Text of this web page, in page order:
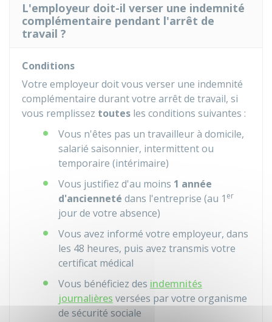
L'employeur doit-il verser une indemnité
complémentaire pendant l'arrêt de
travail ?
Conditions
Votre employeur doit vous verser une indemnité
complémentaire durant votre arrêt de travail, si
vous remplissez toutes les conditions suivantes :
Vous n'êtes pas un travailleur à domicile,
salarié saisonnier, intermittent ou
temporaire (intérimaire)
Vous justifiez d'au moins 1 année
d'ancienneté dans l'entreprise (au 1 er
jour de votre absence)
Vous avez informé votre employeur, dans
les 48 heures, puis avez transmis votre
certificat médical
Vous bénéficiez des indemnités
journalières versées par votre organisme
de sécurité sociale